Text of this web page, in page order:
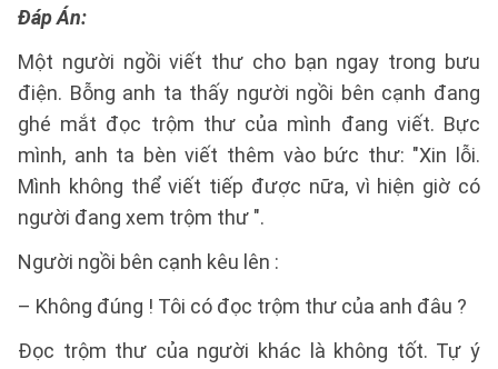
Đáp Án:
Một người ngồi viết thư cho bạn ngay trong bưu
điện. Bỗng anh ta thấy người ngồi bên cạnh đang
ghé mắt đọc trộm thư của mình đang viết. Bực
mình, anh ta bèn viết thêm vào bức thư: "Xin lỗi.
Mình không thể viết tiếp được nữa, vì hiện giờ có
người đang xem trộm thư ".
Người ngồi bên cạnh kêu lên :
– Không đúng ! Tôi có đọc trộm thư của anh đâu ?
Đọc trộm thư của người khác là không tốt. Tự ý